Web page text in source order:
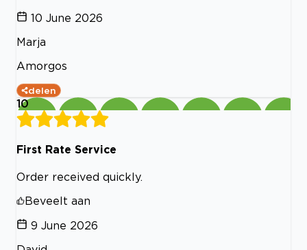
10 June 2026
Marja
Amorgos
delen
10
First Rate Service
Order received quickly.
Beveelt aan
9 June 2026